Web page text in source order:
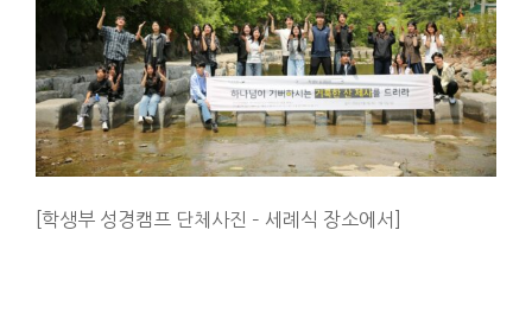
[학생부 성경캠프 단체사진 – 세례식 장소에서]